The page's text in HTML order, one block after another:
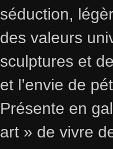
séduction,
des valeurs
sculptures et
et l’envie de
Présente en
art » de vivre